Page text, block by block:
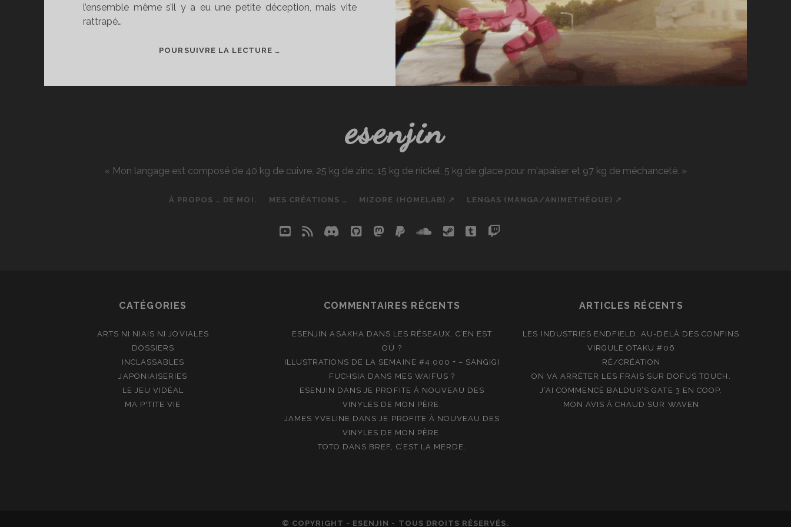
l’ensemble même s’il y a eu une petite déception, mais vite
rattrapé…
POURSUIVRE LA LECTURE …
esenjin
« Mon langage est composé de 40 kg de cuivre, 25 kg de zinc, 15 kg de nickel, 5 kg de glace pour m'apaiser et 97 kg de méchanceté. »
À PROPOS … DE MOI. MES CRÉATIONS … MIZORE (HOMELAB) ↗ LENGAS (MANGA/ANIMETHÈQUE) ↗
youtube
rss discord
githubmastodon
paypalsoundcloud
steamtumblrtwitch
CATÉGORIES
ARTS NI NIAIS NI JOVIALES
DOSSIERS
INCLASSABLES
JAPONIAISERIES
LE JEU VIDÉAL
MA P'TITE VIE
COMMENTAIRES RÉCENTS
ESENJIN ASAKHA DANS LES RÉSEAUX, C’EN EST
OÙ ?
ILLUSTRATIONS DE LA SEMAINE #4.000 + – SANGIGI
FUCHSIA DANS MES WAIFUS ?
ESENJIN DANSJE PROFITE À NOUVEAU DES
VINYLES DE MON PÈRE.
JAMES YVELINE DANSJE PROFITE À NOUVEAU DES
VINYLES DE MON PÈRE.
TOTO DANS BREF, C’EST LA MERDE.
ARTICLES RÉCENTS
LES INDUSTRIES ENDFIELD, AU-DELÀ DES CONFINS
VIRGULE OTAKU #06
RÉ/CRÉATION
ON VA ARRÊTER LES FRAIS SUR DOFUS TOUCH.
J’AI COMMENCÉ BALDUR’S GATE 3 EN COOP.
MON AVIS À CHAUD SUR WAVEN
© COPYRIGHT - ESENJIN - TOUS DROITS RÉSERVÉS.